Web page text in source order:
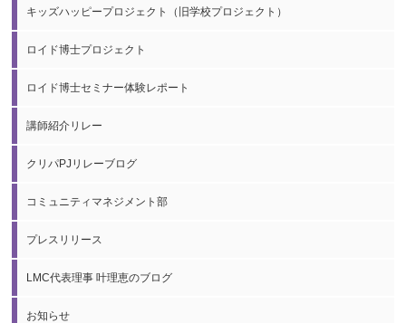
キッズハッピープロジェクト（旧学校プロジェクト）
ロイド博士プロジェクト
ロイド博士セミナー体験レポート
講師紹介リレー
クリパPJリレーブログ
コミュニティマネジメント部
プレスリリース
LMC代表理事 叶理恵のブログ
お知らせ